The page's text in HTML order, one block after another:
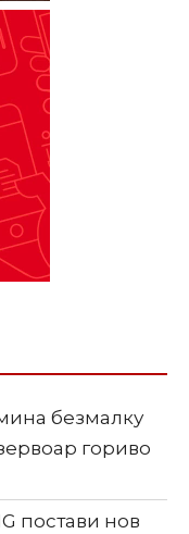
безмалку
гориво
постави нов